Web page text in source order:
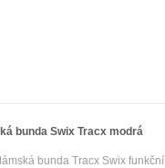
bunda Swix Tracx modrá
bunda Tracx Swix